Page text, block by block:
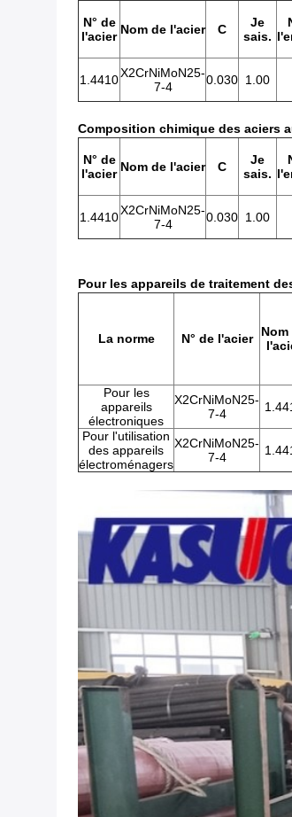
N° de
l'acier Nom de l'acier C
Je
sais.
1.4410X2CrNiMoN25-
7-4
0.030 1.00
Composition chimique des aciers
N° de
l'acier Nom de l'acier C
Je
sais.
1.4410X2CrNiMoN25-
7-4
0.030 1.00
Pour les appareils de traitement
La norme N° de l'acier
Nom
Pour les
appareils
électroniques
X2CrNiMoN25-
7-4
Pour l'utilisation
des appareils
électroménagers
X2CrNiMoN25-
7-4